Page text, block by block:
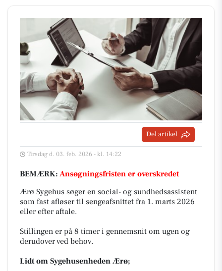
Del artikel
Tirsdag d. 03. feb. 2026 - kl. 14:22
BEMÆRK: Ansøgningsfristen er overskredet
Ærø Sygehus søger en social- og sundhedsassistent
som fast afløser til sengeafsnittet fra 1. marts 2026
eller efter aftale.
Stillingen er på 8 timer i gennemsnit om ugen og
derudover ved behov.
Lidt om Sygehusenheden Ærø;